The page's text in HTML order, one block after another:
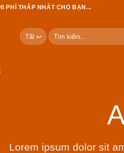
PHÍ THẤP NHẤT CHO BẠN...
Tìm
kiếm:
Lorem ipsum dolor sit